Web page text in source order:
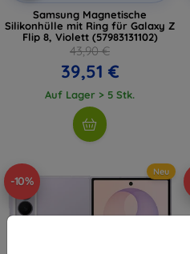
Samsung Magnetische
Silikonhülle mit Ring für Galaxy Z
Flip 8, Violett (57983131102)
43,90 €
39,51 €
Auf Lager > 5 Stk.
-10%
Neu